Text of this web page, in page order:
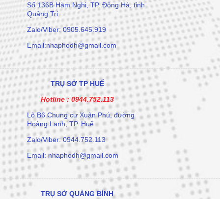
Số 136B Hàm Nghi, TP. Đông Hà, tỉnh
Quảng Trị
Zalo/Viber: 0905.645.919
Email:nhaphodh@gmail.com
TRỤ SỞ TP HUẾ
Hotline : 0944.752.113
Lô B6 Chung cư Xuân Phú, đường
Hoàng Lanh, TP. Huế
Zalo/Viber: 0944.752.113
Email: nhaphodh@gmail.com
TRỤ SỞ QUẢNG BÌNH